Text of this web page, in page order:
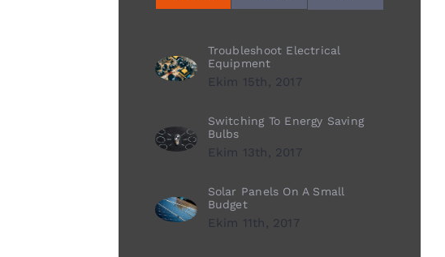
Troubleshoot Electrical
Equipment
Ekim 15th, 2017
Switching To Energy Saving
Bulbs
Ekim 13th, 2017
Solar Panels On A Small
Budget
Ekim 11th, 2017